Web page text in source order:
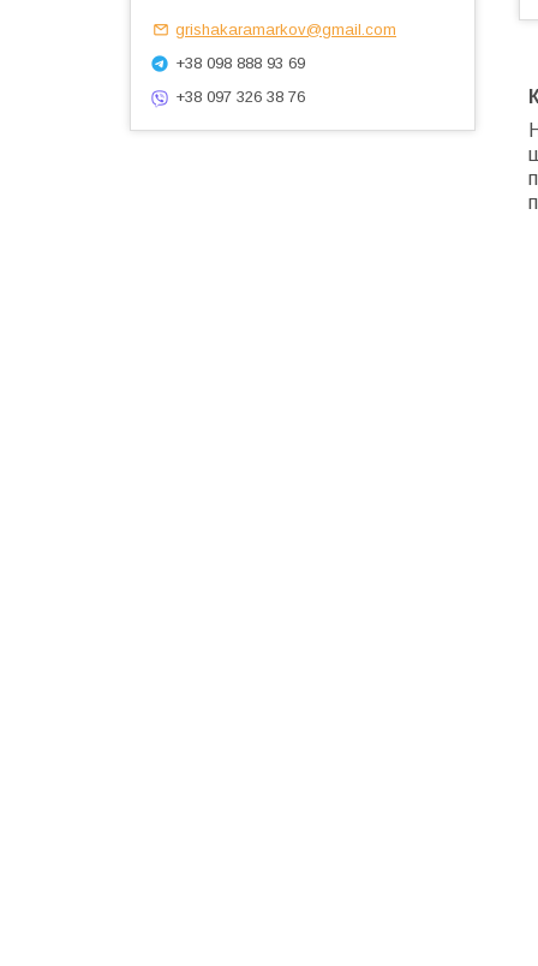
grishakaramarkov@gmail.com
+38 098 888 93 69
+38 097 326 38 76